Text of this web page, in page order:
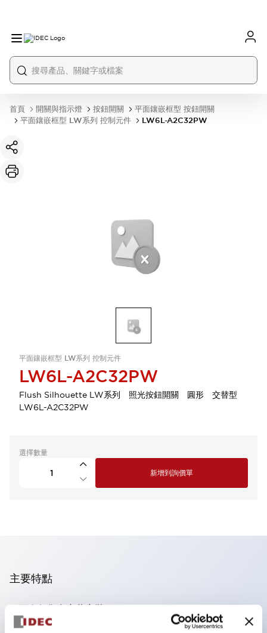
首頁 開關與指示燈 按鈕開關
平面鑲嵌框型 按鈕開關
平面鑲嵌框型 LW系列 控制元件
LW6L-A2C32PW
平面鑲嵌框型 LW系列 控制元件
LW6L-A2C32PW
Flush Silhouette LW系列 照光按鈕開關 圓形 交替型
LW6L-A2C32PW
選擇數量
新增到詢價單
主要特點
可進行集合密著安裝
附鎖選擇開關採用高安全性的彈子鎖結構